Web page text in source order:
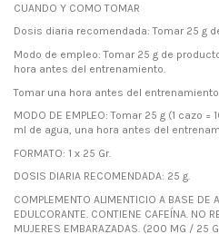
CUANDO Y COMO TOMAR
Dosis diaria recomendada: Tomar 25 g
Modo de empleo: Tomar 25 g de
hora antes del entrenamiento.
Tomar una hora antes del entrenamiento.
MODO DE EMPLEO: Tomar 25 g (1 cazo
ml de agua, una hora antes del
FORMATO: 1 x 25 Gr.
DOSIS DIARIA RECOMENDADA: 25 g.
COMPLEMENTO ALIMENTICIO A BASE DE
EDULCORANTE. CONTIENE CAFEÍNA. NO
MUJERES EMBARAZADAS. (200 MG / 25